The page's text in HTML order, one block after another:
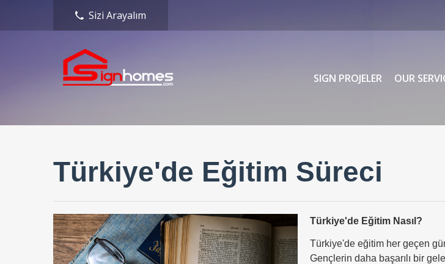
Sizi Arayalım
SIGN PROJELER OUR
Türkiye'de Eğitim Süreci
Türkiye'de Eğitim Nasıl?
Türkiye'de eğitim her geçen
Gençlerin daha başarılı bir